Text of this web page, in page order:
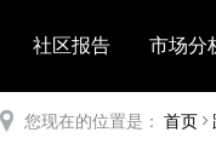
社区报告 市场分
您现在的位置是： 首页>